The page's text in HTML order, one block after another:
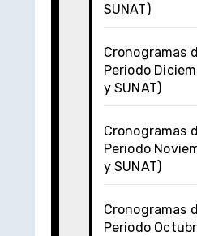
SUNAT)
Cronogramas
Periodo
y SUNAT)
Cronogramas
Periodo
y SUNAT)
Cronogramas
Periodo